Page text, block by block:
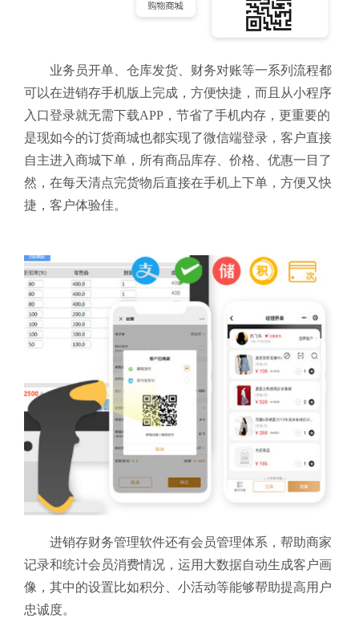
业务员开单、仓库发货、财务对账等一系列流程都
可以在进销存手机版上完成，方便快捷，而且从小程序
入口登录就无需下载APP，节省了手机内存，更重要的
是现如今的订货商城也都实现了微信端登录，客户直接
自主进入商城下单，所有商品库存、价格、优惠一目了
然，在每天清点完货物后直接在手机上下单，方便又快
捷，客户体验佳。
进销存财务管理软件还有会员管理体系，帮助商家
记录和统计会员消费情况，运用大数据自动生成客户画
像，其中的设置比如积分、小活动等能够帮助提高用户
忠诚度。